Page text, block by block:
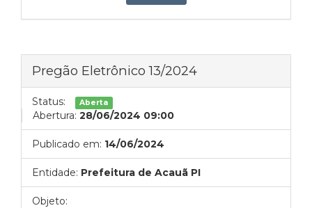
Pregão Eletrônico 13/2024
Status: Aberta
Abertura: 28/06/2024 09:00
Publicado em: 14/06/2024
Entidade: Prefeitura de Acauã PI
Objeto: